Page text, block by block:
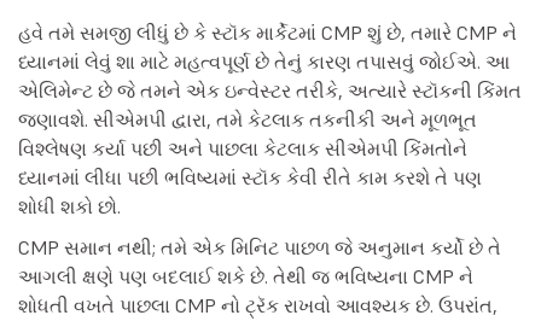
હવે તમે સમજી લીધું છે કે સ્ટૉક માર્કેટમાં CMP શું છે, તમારે CMP ને
ધ્યાનમાં લેવું શા માટે મહત્વપૂર્ણ છે તેનું કારણ તપાસવું જોઈએ. આ
એલિમેન્ટ છે જે તમને એક ઇન્વેસ્ટર તરીકે, અત્યારે સ્ટૉકની કિંમત
જણાવશે. સીએમપી દ્વારા, તમે કેટલાક તકનીકી અને મૂળભૂત
વિશ્લેષણ કર્યા પછી અને પાછલા કેટલાક સીએમપી કિંમતોને
ધ્યાનમાં લીધા પછી ભવિષ્યમાં સ્ટૉક કેવી રીતે કામ કરશે તે પણ
શોધી શકો છો.
CMP સમાન નથી; તમે એક મિનિટ પાછળ જે અનુમાન કર્યો છે તે
આગલી ક્ષણે પણ બદલાઈ શકે છે. તેથી જ ભવિષ્યના CMP ને
શોધતી વખતે પાછલા CMP નો ટ્રૅક રાખવો આવશ્યક છે. ઉપરાંત,